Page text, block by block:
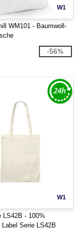
W1
WM101 - Baumwoll-
-56%
W1
LS42B - 100%
Label Serie LS42B